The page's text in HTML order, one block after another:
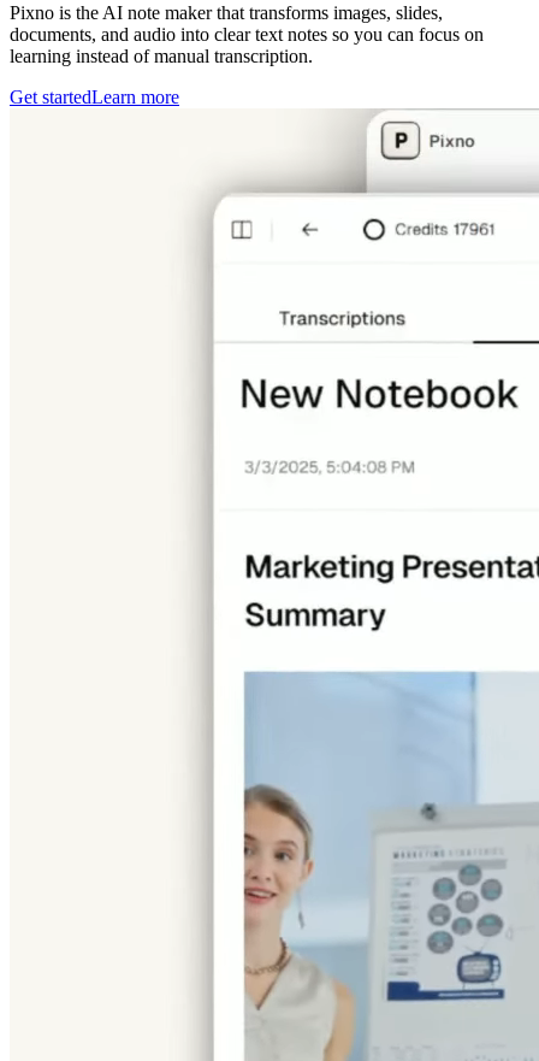
Pixno is the AI note maker that transforms images, slides,
documents, and audio into clear text notes so you can focus on
learning instead of manual transcription.
Get startedLearn more